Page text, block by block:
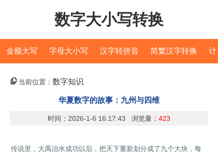
数字大小写转换
金额大写 字母大小写 汉字转拼音 简繁汉字转换 计
当前位置： 数字知识
华夏数字的故事：九州与四维
时间：2026-1-6 16:17:43 浏览量： 423
传说里，大禹治水成功以后，把天下重新划分成了九个大块，每